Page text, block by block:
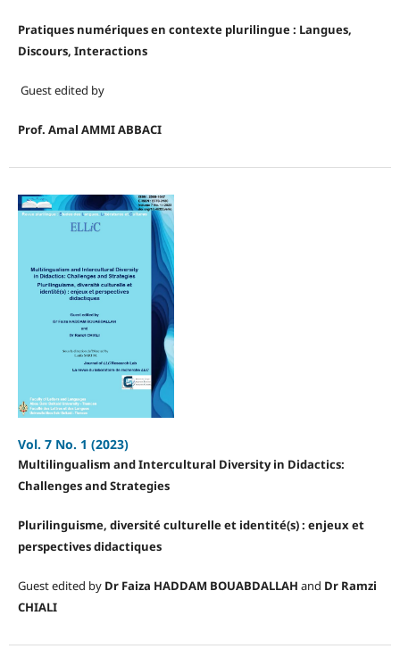
Pratiques numériques en contexte plurilingue : Langues,
Discours, Interactions
Guest edited by
Prof. Amal AMMI ABBACI
Vol. 7 No. 1 (2023)
Multilingualism and Intercultural Diversity in Didactics:
Challenges and Strategies
Plurilinguisme, diversité culturelle et identité(s) : enjeux et
perspectives didactiques
Guest edited by Dr Faiza HADDAM BOUABDALLAH and Dr Ramzi
CHIALI